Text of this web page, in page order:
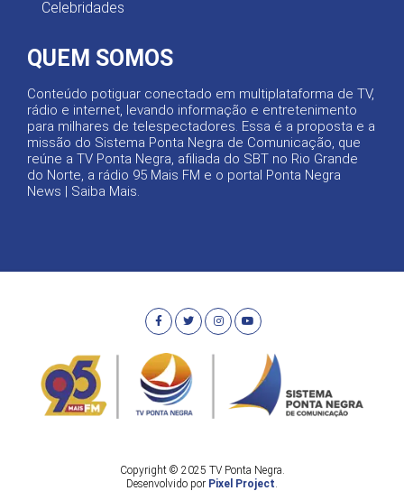
Celebridades
QUEM SOMOS
Conteúdo potiguar conectado em multiplataforma de TV,
rádio e internet, levando informação e entretenimento
para milhares de telespectadores. Essa é a proposta e a
missão do Sistema Ponta Negra de Comunicação, que
reúne a TV Ponta Negra, afiliada do SBT no Rio Grande
do Norte, a rádio 95 Mais FM e o portal Ponta Negra
News | Saiba Mais.
Copyright © 2025 TV Ponta Negra.
Desenvolvido por Pixel Project.